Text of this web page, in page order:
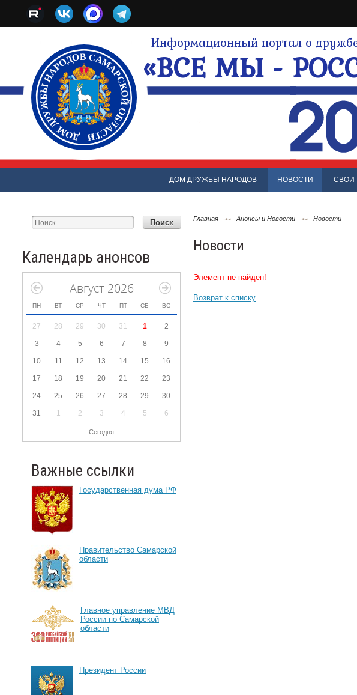
Информационный портал о
«ВСЕ МЫ -
ДОМ ДРУЖБЫ НАРОДОВ НОВОСТИ СВОИ
Календарь анонсов
Август 2026
ПН ВТ СР ЧТ ПТ СБ ВС
27 28 29 30 31 1 2
3 4 5 6 7 8 9
10 11 12 13 14 15 16
17 18 19 20 21 22 23
24 25 26 27 28 29 30
31 1 2 3 4 5 6
Сегодня
Важные ссылки
Государственная дума РФ
Правительство Самарской
области
Главное управление МВД
России по Самарской
области
Президент России
Главная Анонсы и Новости Новости
Новости
Элемент не найден!
Возврат к списку